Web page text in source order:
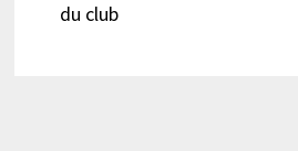
du club